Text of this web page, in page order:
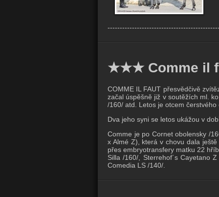
★★★ Comme il
COMME IL FAUT přesvědčivě
začal úspěšně již v soutěžích ml.
/160/ atd. Letos je otcem
Dva jeho syni se letos ukážou v
Comme je po Cornet obolensky /
x Almé Z), která v chovu dala
přes embryotransfery matku 22
Silla /160/, Sterrehof´s Cayetano
Comedia LS /140/.